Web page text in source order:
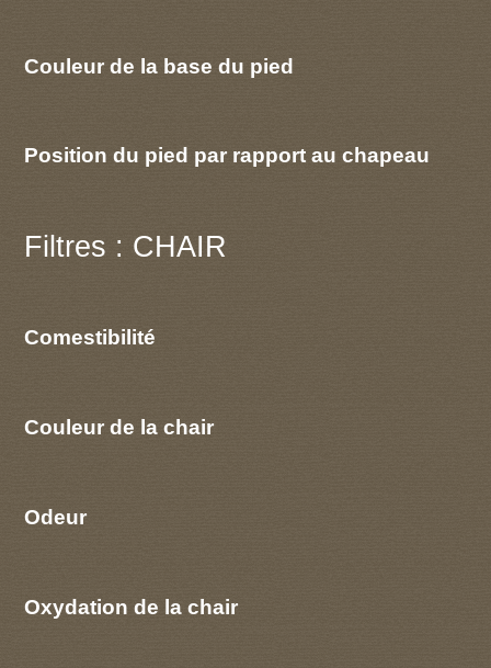
Couleur de la base du pied
Position du pied par rapport au chapeau
Filtres : CHAIR
Comestibilité
Couleur de la chair
Odeur
Oxydation de la chair